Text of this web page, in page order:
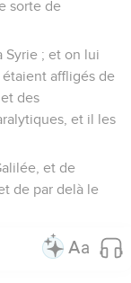
qui hériteront
justice, car c'est
à eux que
car c'est eux qui
c'est eux qui